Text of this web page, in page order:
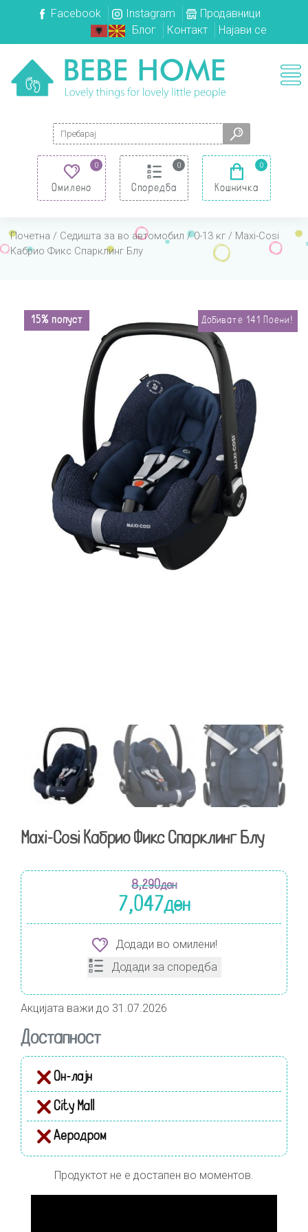
Facebook Instagram
Продавници
Блог
Контакт Најави се
Search for:
0
Омилено
0
Споредба
0
Кошничка
Почетна / Седишта за во автомобил /0-13 кг / Maxi-Cosi
Кабрио Фикс Спарклинг Блу
15% попуст Добивате 141 Поени!
Maxi-Cosi Кабрио Фикс Спарклинг Блу
8,290ден
7,047ден
Додади во омилени!
Додади за споредба
Акцијата важи до 31.07.2026
Достапност
Он-лајн
City Mall
Аеродром
Продуктот не е достапен во моментов.